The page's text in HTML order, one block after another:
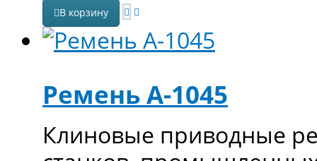
В корзину
Ремень А-1045
Клиновые приводные